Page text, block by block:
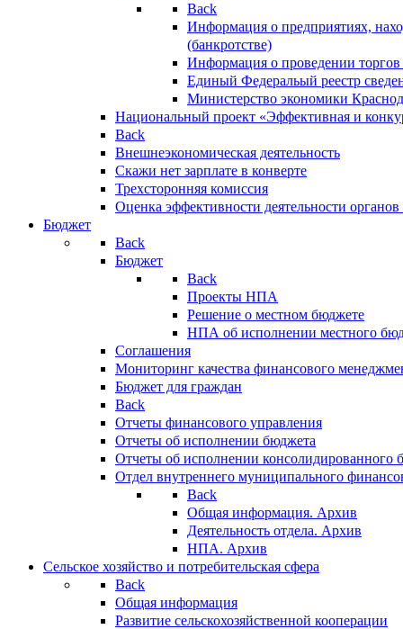
Back
Информация о предприятиях,
(банкротстве)
Информация о проведении
Единый Федеральый реестр
Министерство экономики
Национальный проект «Эффективная и
Back
Внешнеэкономическая деятельность
Скажи нет зарплате в конверте
Трехсторонняя комиссия
Оценка эффективности деятельности
Бюджет
Back
Бюджет
Back
Проекты НПА
Решение о местном бюджете
НПА об исполнении местного
Соглашения
Мониторинг качества финансового
Бюджет для граждан
Back
Отчеты финансового управления
Отчеты об исполнении бюджета
Отчеты об исполнении консолидированного
Отдел внутреннего муниципального
Back
Общая информация. Архив
Деятельность отдела. Архив
НПА. Архив
Сельское хозяйство и потребительская сфера
Back
Общая информация
Развитие сельскохозяйственной кооперации